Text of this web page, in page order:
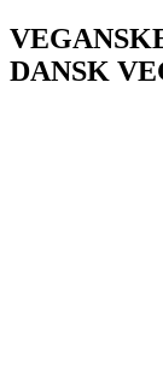
DANSK